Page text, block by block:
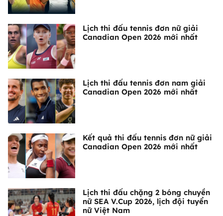
Lịch thi đấu tennis đơn nữ giải
Canadian Open 2026 mới nhất
Lịch thi đấu tennis đơn nam giải
Canadian Open 2026 mới nhất
Kết quả thi đấu tennis đơn nữ giải
Canadian Open 2026 mới nhất
Lịch thi đấu chặng 2 bóng chuyền
nữ SEA V.Cup 2026, lịch đội tuyển
nữ Việt Nam